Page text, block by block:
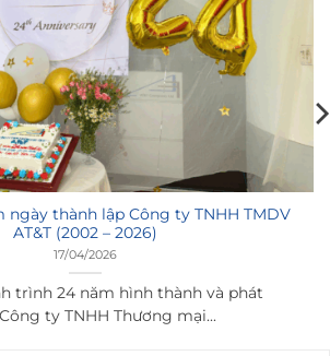
ngày thành lập Công ty TNHH TMDV
AT&T (2002 – 2026)
17/04/2026
ty TNHH Thương mại...